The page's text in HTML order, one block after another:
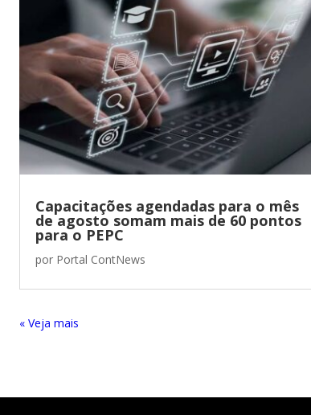
Capacitações agendadas para o mês
de agosto somam mais de 60 pontos
para o PEPC
por Portal ContNews
« Entradas Antigas